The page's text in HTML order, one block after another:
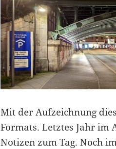
Mit der Aufzeichnung
Formats. Letztes Jahr im
Notizen zum Tag. Noch